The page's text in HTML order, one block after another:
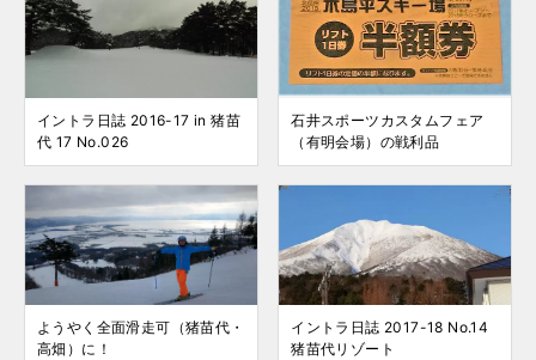
イントラ日誌 2016-17 in 猪苗
代 17 No.026
石井スポーツカスタムフェア
（有明会場）の戦利品
ようやく全面滑走可（猪苗代・
高畑）に！
イントラ日誌 2017-18 No.14
猪苗代リゾート